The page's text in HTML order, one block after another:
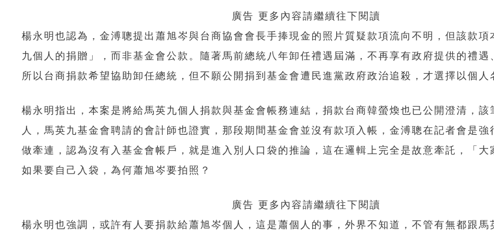
廣告 更多內容請繼續往下閱讀
楊永明也認為，金溥聰提出蕭旭岑與台商協會會長手捧現金的照片質疑款項流向不明，但該款項
九個人的捐贈」，而非基金會公款。隨著馬前總統八年卸任禮遇屆滿，不再享有政府提供的禮遇
所以台商捐款希望協助卸任總統，但不願公開捐到基金會遭民進黨政府政治追殺，才選擇以個人
楊永明指出，本案是將給馬英九個人捐款與基金會帳務連結，捐款台商韓螢煥也已公開澄清，該
人，馬英九基金會聘請的會計師也證實，那段期間基金會並沒有款項入帳，金溥聰在記者會是強
做牽連，認為沒有入基金會帳戶，就是進入別人口袋的推論，這在邏輯上完全是故意牽託，「大
如果要自己入袋，為何蕭旭岑要拍照？
廣告 更多內容請繼續往下閱讀
楊永明也強調，或許有人要捐款給蕭旭岑個人，這是蕭個人的事，外界不知道，不管有無都跟馬